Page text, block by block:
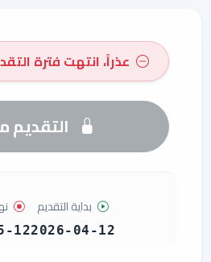
عذراً، انتهت فترة
التقديم
بداية التقديم
2026-04-12
12